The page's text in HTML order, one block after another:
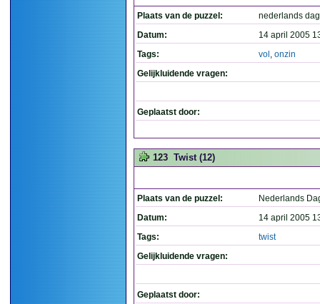
Plaats van de puzzel:
nederlands
Datum:
14 april 2005
Tags:
vol , onzin
Gelijkluidende vragen:
Geplaatst door:
123 Twist (12)
Plaats van de puzzel:
Nederlands
Datum:
14 april 2005
Tags:
twist
Gelijkluidende vragen:
Geplaatst door: